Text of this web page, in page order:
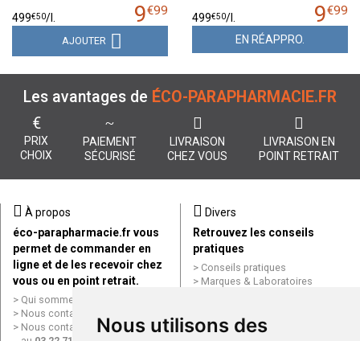
Nous utilisons des
9€99
499€50/
AJOUTER
9€99
499€50/
EN RÉAPPRO.
Les avantages de ÉCO-PARAPHARMACIE.FR
€
PRIX
CHOIX
PAIEMENT
SÉCURISÉ
LIVRAISON
CHEZ VOUS
LIVRAISON EN
POINT RETRAIT
À propos
éco-parapharmacie.fr vous
permet de commander en
ligne et de les recevoir chez
vous ou en point retrait.
Qui sommes nous ?
Nous contacter par e-mail
Nous contacter par téléphone
Divers
Retrouvez les conseils
pratiques
Conseils pratiques
Marques & Laboratoires
Mentions légales
Données personnelles